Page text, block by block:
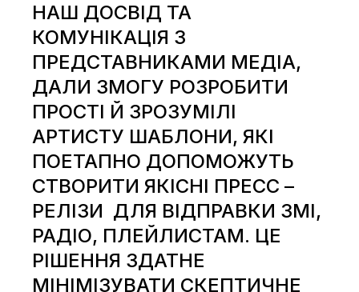
НАШ ДОСВІД ТА
КОМУНІКАЦІЯ З
ПРЕДСТАВНИКАМИ МЕДІА,
ДАЛИ ЗМОГУ РОЗРОБИТИ
ПРОСТІ Й ЗРОЗУМІЛІ
АРТИСТУ ШАБЛОНИ, ЯКІ
ПОЕТАПНО ДОПОМОЖУТЬ
СТВОРИТИ ЯКІСНІ ПРЕСС –
РЕЛІЗИ ДЛЯ ВІДПРАВКИ ЗМІ,
РАДІО, ПЛЕЙЛИСТАМ. ЦЕ
РІШЕННЯ ЗДАТНЕ
МІНІМІЗУВАТИ СКЕПТИЧНЕ